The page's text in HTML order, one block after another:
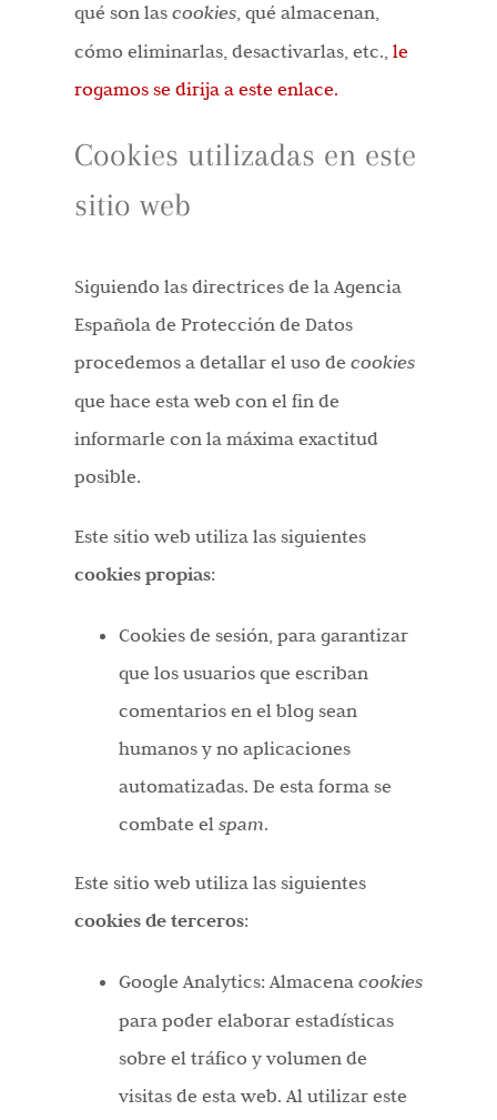
qué son las cookies, qué almacenan,
cómo eliminarlas, desactivarlas, etc., le
rogamos se dirija a este enlace.
Cookies utilizadas en este
sitio web
Siguiendo las directrices de la Agencia
Española de Protección de Datos
procedemos a detallar el uso de cookies
que hace esta web con el fin de
informarle con la máxima exactitud
posible.
Este sitio web utiliza las siguientes
cookies propias:
Cookies de sesión, para garantizar
que los usuarios que escriban
comentarios en el blog sean
humanos y no aplicaciones
automatizadas. De esta forma se
combate el spam.
Este sitio web utiliza las siguientes
cookies de terceros:
Google Analytics: Almacena cookies
para poder elaborar estadísticas
sobre el tráfico y volumen de
visitas de esta web. Al utilizar este